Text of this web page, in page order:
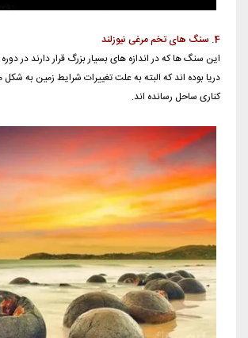
4. سنگ های تخم مرغی نیوزلند
این سنگ ها که در اندازه های بسیار بزرگ قرار دارند در
دریا بوده اند که البته به علت تغییرات شرایط زمین به شکل
کناری ساحل رسانده اند.